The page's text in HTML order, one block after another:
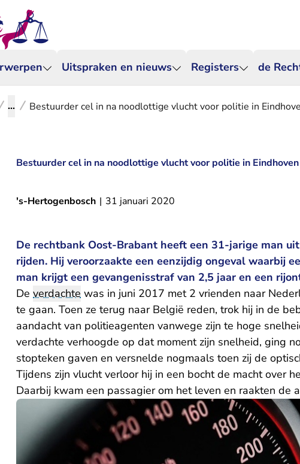
Uitspraken en nieuws Registers de
... Bestuurder cel in na noodlottige vlucht voor politie in
Bestuurder cel in na noodlottige vlucht voor politie in Eindhoven
's-Hertogenbosch | 31 januari 2020
De rechtbank Oost-Brabant heeft een 31-jarige man
rijden. Hij veroorzaakte een eenzijdig ongeval waarbij
man krijgt een gevangenisstraf van 2,5 jaar en een
De verdachte was in juni 2017 met 2 vrienden naar
te gaan. Toen ze terug naar België reden, trok hij in de
aandacht van politieagenten vanwege zijn te hoge
verdachte verhoogde op dat moment zijn snelheid, ging
stopteken gaven en versnelde nogmaals toen zij de
Tijdens zijn vlucht verloor hij in een bocht de macht over
Daarbij kwam een passagier om het leven en raakten de